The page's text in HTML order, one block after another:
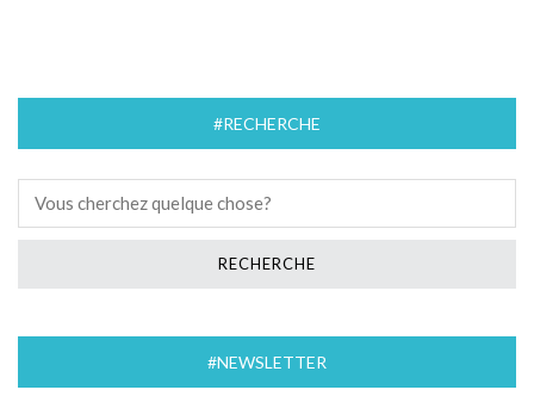
#RECHERCHE
#NEWSLETTER